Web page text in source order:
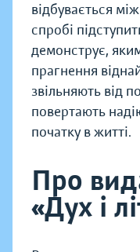
відбувається
спробі
демонструє,
прагнення
звільняють від
повертають
початку в житті.
Про
«Дух і